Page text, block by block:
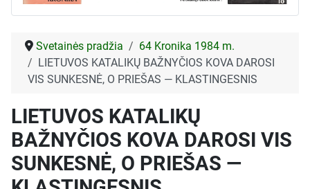
Svetainės pradžia
64 Kronika 1984 m.
LIETUVOS KATALIKŲ BAŽNYČIOS KOVA DAROSI
VIS SUNKESNĖ, O PRIEŠAS — KLASTINGESNIS
LIETUVOS KATALIKŲ
BAŽNYČIOS KOVA DAROSI VIS
SUNKESNĖ, O PRIEŠAS —